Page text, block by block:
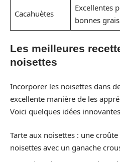
Cacahuètes
Excellentes
bonnes
Les meilleures
noisettes
Incorporer les noisettes dans
excellente manière de les
Voici quelques idées
Tarte aux noisettes : une
noisettes avec un ganache